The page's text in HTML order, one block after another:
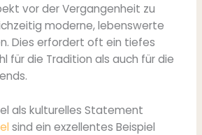
vor der Vergangenheit zu
moderne, lebenswerte
Dies erfordert oft ein tiefes
für die Tradition als auch für die
als kulturelles Statement
sind ein exzellentes Beispiel